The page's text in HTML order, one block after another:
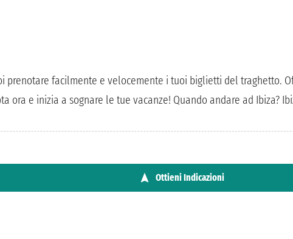
prenotare facilmente e velocemente i tuoi biglietti del traghetto.
e inizia a sognare le tue vacanze! Quando andare ad Ibiza?
Ottieni Indicazioni